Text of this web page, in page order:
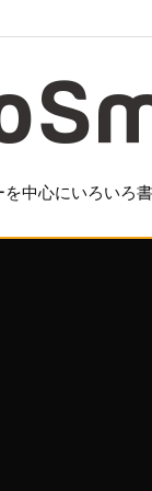
を中心にいろいろ